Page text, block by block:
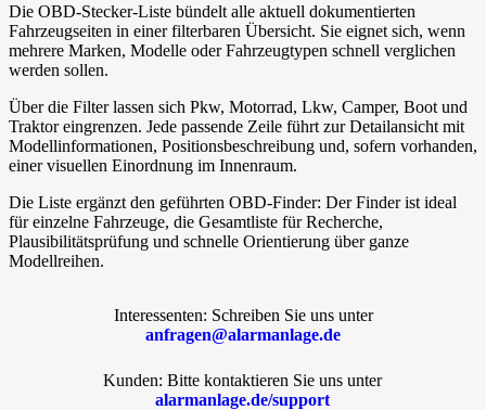
Die OBD-Stecker-Liste bündelt alle aktuell dokumentierten
Fahrzeugseiten in einer filterbaren Übersicht. Sie eignet sich, wenn
mehrere Marken, Modelle oder Fahrzeugtypen schnell verglichen
werden sollen.
Über die Filter lassen sich Pkw, Motorrad, Lkw, Camper, Boot und
Traktor eingrenzen. Jede passende Zeile führt zur Detailansicht mit
Modellinformationen, Positionsbeschreibung und, sofern vorhanden,
einer visuellen Einordnung im Innenraum.
Die Liste ergänzt den geführten OBD-Finder: Der Finder ist ideal
für einzelne Fahrzeuge, die Gesamtliste für Recherche,
Plausibilitätsprüfung und schnelle Orientierung über ganze
Modellreihen.
Interessenten: Schreiben Sie uns unter
anfragen@alarmanlage.de
Kunden: Bitte kontaktieren Sie uns unter
alarmanlage.de/support